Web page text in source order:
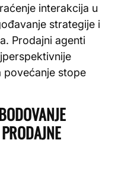
interakcija u
strategije i
Prodajni agenti
povećanje stope